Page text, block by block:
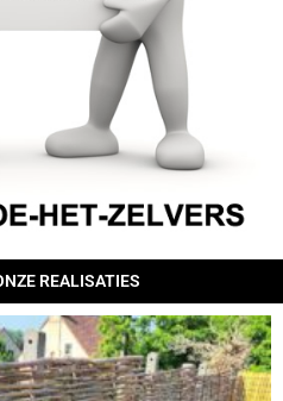
REALISATIES